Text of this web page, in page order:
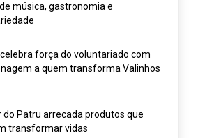
música, gastronomia e
celebra força do voluntariado com
a quem transforma Valinhos
do Patru arrecada produtos que
transformar vidas